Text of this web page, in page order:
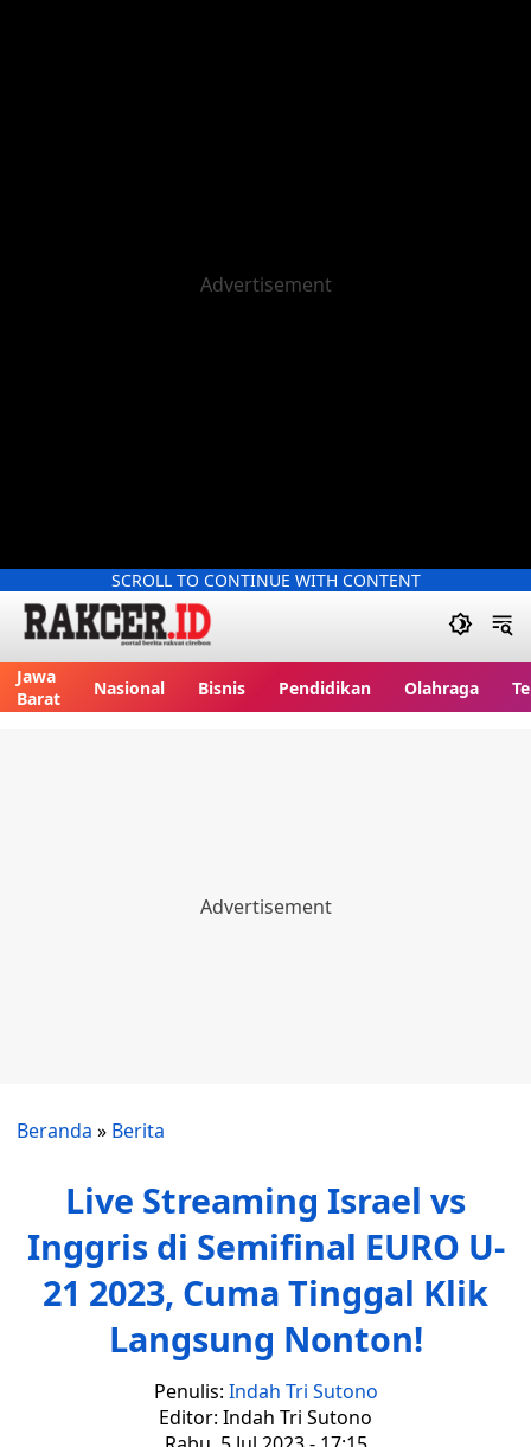
SCROLL TO CONTINUE WITH CONTENT
Jawa
Barat
Nasional Bisnis Pendidikan Olahraga
Beranda » Berita
Live Streaming Israel vs
Inggris di Semifinal EURO U-
21 2023, Cuma Tinggal Klik
Langsung Nonton!
Penulis: Indah Tri Sutono
Editor: Indah Tri Sutono